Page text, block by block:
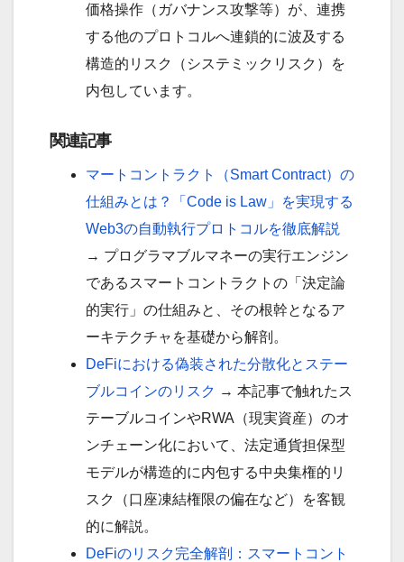
価格操作（ガバナンス攻撃等）が、連携
する他のプロトコルへ連鎖的に波及する
構造的リスク（システミックリスク）を
内包しています。
関連記事
マートコントラクト（Smart Contract）の
仕組みとは？「Code is Law」を実現する
Web3の自動執行プロトコルを徹底解説
→ プログラマブルマネーの実行エンジン
であるスマートコントラクトの「決定論
的実行」の仕組みと、その根幹となるア
ーキテクチャを基礎から解剖。
DeFiにおける偽装された分散化とステー
ブルコインのリスク → 本記事で触れたス
テーブルコインやRWA（現実資産）のオ
ンチェーン化において、法定通貨担保型
モデルが構造的に内包する中央集権的リ
スク（口座凍結権限の偏在など）を客観
的に解説。
DeFiのリスク完全解剖：スマートコント